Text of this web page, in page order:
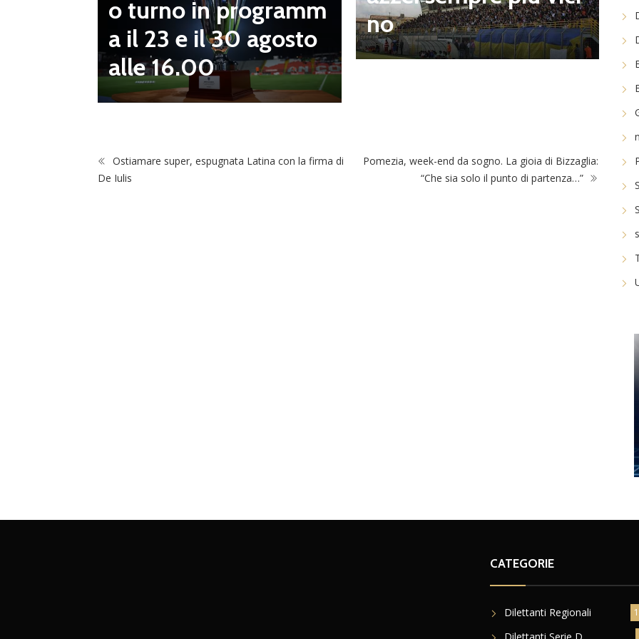
o turno in programm
a il 23 e il 30 agosto
alle 16.00
no
Ostiamare super, espugnata Latina con la firma di
De Iulis
Pomezia, week-end da sogno. La gioia di Bizzaglia:
“Che sia solo il punto di partenza…”
CATEGORIE
Dilettanti Regionali